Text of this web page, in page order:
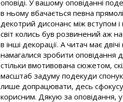
оповіді. У вашому оповіданні
в ньому вбачається певна
декотрий дисонанс між вступом
світ колись був розвинений аж
в інші декорації. А читач має
намагалися зробити оповідання
стільки вмотивована сюжетом,
масштаб задуму подекуди
лише допрацювати, десь
корисним. Дякую за оповідання,